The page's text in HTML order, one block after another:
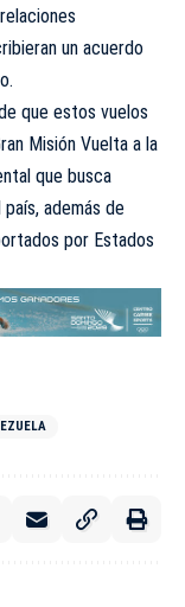
un acuerdo
que estos vuelos
Misión Vuelta a la
que busca
además de
por Estados